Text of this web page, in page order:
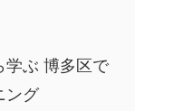
学ぶ 博多区で
ング